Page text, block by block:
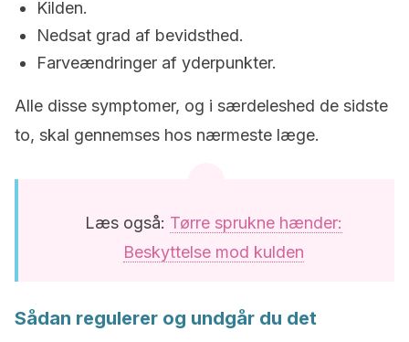
Kilden.
Nedsat grad af bevidsthed.
Farveændringer af yderpunkter.
Alle disse symptomer, og i særdeleshed de sidste
to, skal gennemses hos nærmeste læge.
Læs også: Tørre sprukne hænder:
Beskyttelse mod kulden
Sådan regulerer og undgår du det